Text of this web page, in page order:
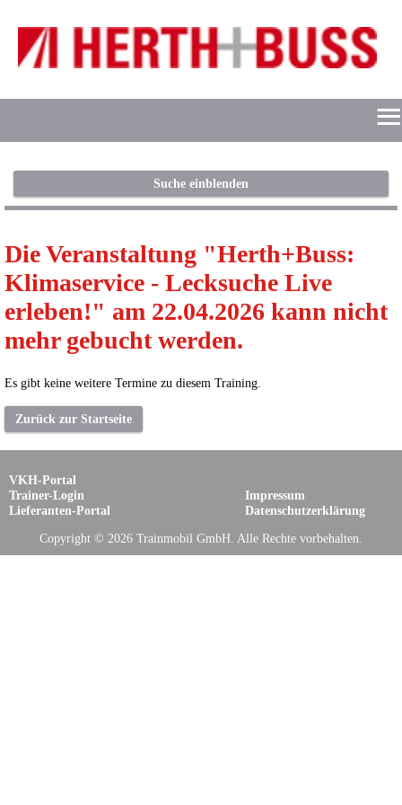
ONLINE-
FLATRATE
HERSTELLERPORTALE
ANMELDEN/REGISTRIEREN
≡
Suche einblenden
Die Veranstaltung "Herth+Buss:
Klimaservice - Lecksuche Live
erleben!" am 22.04.2026 kann nicht
mehr gebucht werden.
Es gibt keine weitere Termine zu diesem Training.
Zurück zur Startseite
VKH-Portal
Trainer-Login
Lieferanten-Portal
Impressum
Datenschutzerklärung
Copyright © 2026 Trainmobil GmbH. Alle Rechte vorbehalten.